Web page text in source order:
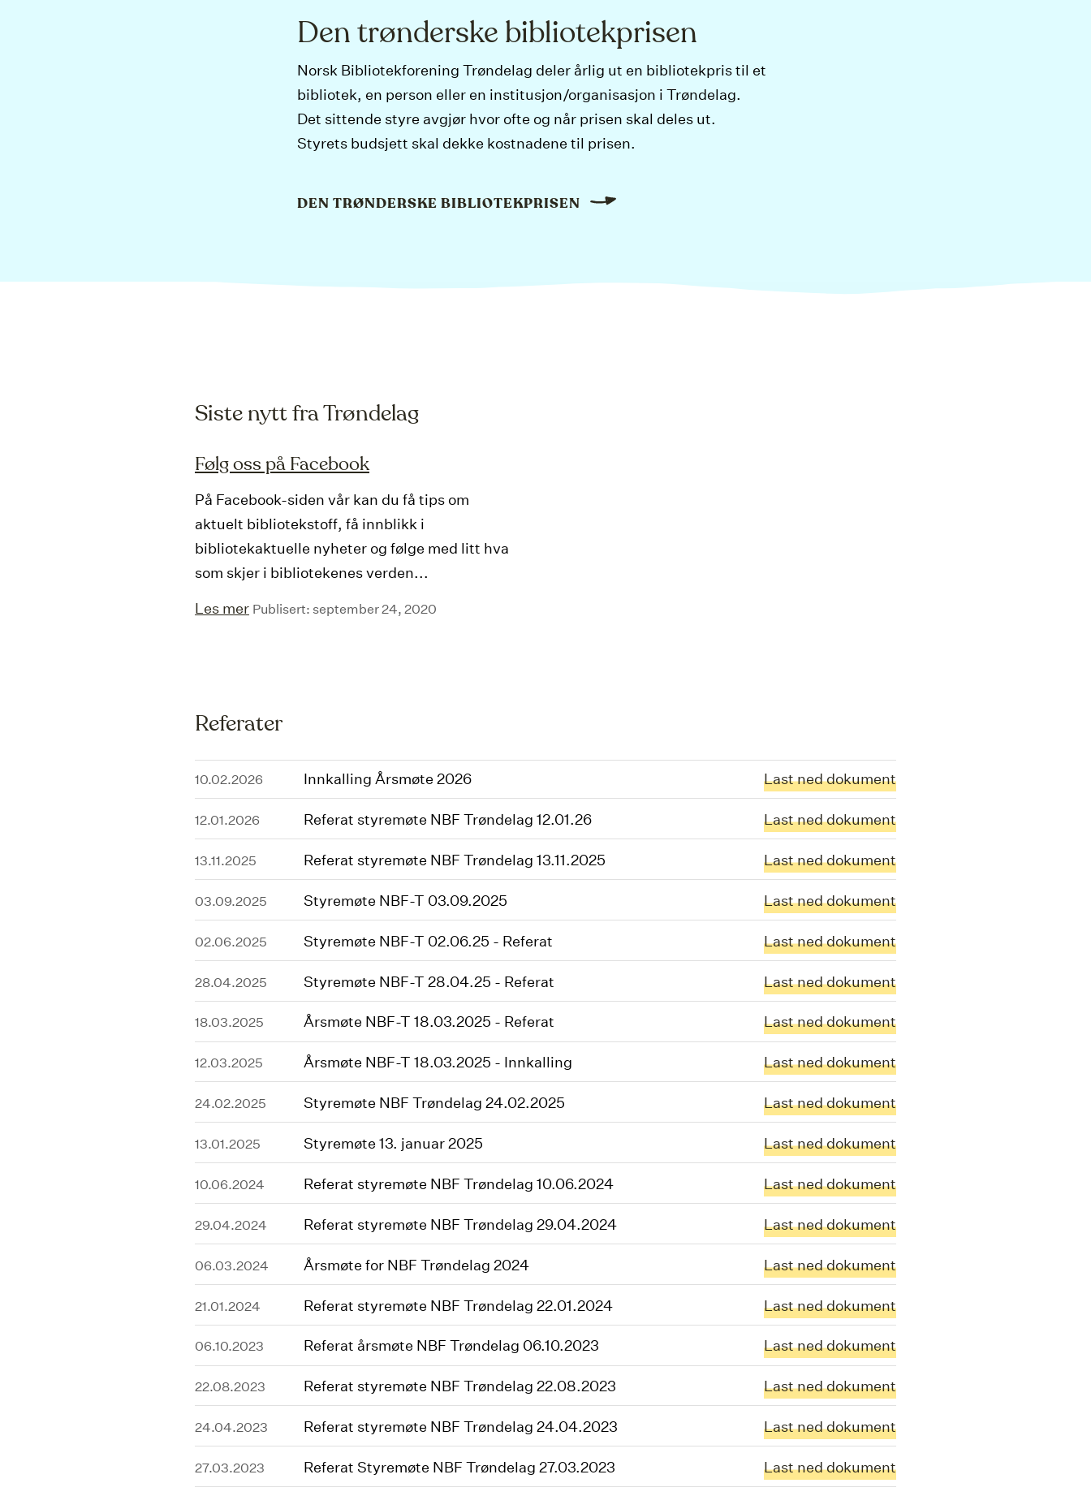
Den trønderske bibliotekprisen
Norsk Bibliotekforening Trøndelag deler årlig ut en bibliotekpris til et
bibliotek, en person eller en institusjon/organisasjon i Trøndelag.
Det sittende styre avgjør hvor ofte og når prisen skal deles ut.
Styrets budsjett skal dekke kostnadene til prisen.
DEN TRØNDERSKE BIBLIOTEKPRISEN
Siste nytt fra Trøndelag
Følg oss på Facebook
På Facebook-siden vår kan du få tips om
aktuelt bibliotekstoff, få innblikk i
bibliotekaktuelle nyheter og følge med litt hva
som skjer i bibliotekenes verden...
Les mer Publisert: september 24, 2020
Referater
10.02.2026 Innkalling Årsmøte 2026 Last ned dokument
12.01.2026 Referat styremøte NBF Trøndelag 12.01.26 Last ned dokument
13.11.2025 Referat styremøte NBF Trøndelag 13.11.2025 Last ned dokument
03.09.2025 Styremøte NBF-T 03.09.2025 Last ned dokument
02.06.2025 Styremøte NBF-T 02.06.25 - Referat Last ned dokument
28.04.2025 Styremøte NBF-T 28.04.25 - Referat Last ned dokument
18.03.2025 Årsmøte NBF-T 18.03.2025 - Referat Last ned dokument
12.03.2025 Årsmøte NBF-T 18.03.2025 - Innkalling Last ned dokument
24.02.2025 Styremøte NBF Trøndelag 24.02.2025 Last ned dokument
13.01.2025 Styremøte 13. januar 2025 Last ned dokument
10.06.2024 Referat styremøte NBF Trøndelag 10.06.2024 Last ned dokument
29.04.2024 Referat styremøte NBF Trøndelag 29.04.2024 Last ned dokument
06.03.2024 Årsmøte for NBF Trøndelag 2024 Last ned dokument
21.01.2024 Referat styremøte NBF Trøndelag 22.01.2024 Last ned dokument
06.10.2023 Referat årsmøte NBF Trøndelag 06.10.2023 Last ned dokument
22.08.2023 Referat styremøte NBF Trøndelag 22.08.2023 Last ned dokument
24.04.2023 Referat styremøte NBF Trøndelag 24.04.2023 Last ned dokument
27.03.2023 Referat Styremøte NBF Trøndelag 27.03.2023 Last ned dokument